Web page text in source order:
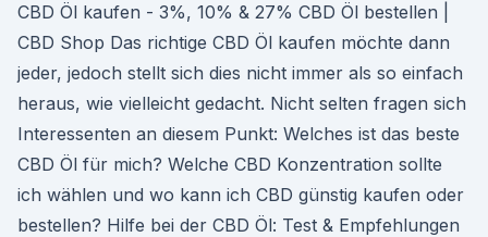
CBD Öl kaufen - 3%, 10% & 27% CBD Öl bestellen |
CBD Shop Das richtige CBD Öl kaufen möchte dann
jeder, jedoch stellt sich dies nicht immer als so einfach
heraus, wie vielleicht gedacht. Nicht selten fragen sich
Interessenten an diesem Punkt: Welches ist das beste
CBD Öl für mich? Welche CBD Konzentration sollte
ich wählen und wo kann ich CBD günstig kaufen oder
bestellen? Hilfe bei der CBD Öl: Test & Empfehlungen